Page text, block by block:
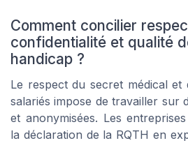
Comment concilier
confidentialité et qualité
handicap ?
Le respect du secret médical et
salariés impose de travailler sur
et anonymisées. Les
la déclaration de la RQTH en